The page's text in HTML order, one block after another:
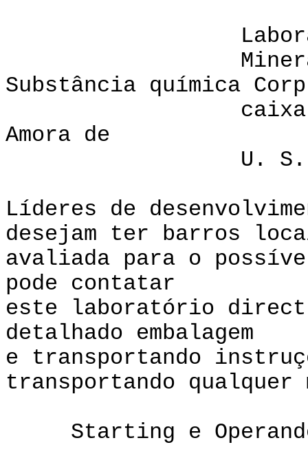
Laboratório
Minerais
Substância química
caixa de
Amora de ,
U. S.
Líderes de
desejam ter barros
avaliada para o
pode contatar
este laboratório
detalhado embalagem
e transportando
transportando
Starting e Operando